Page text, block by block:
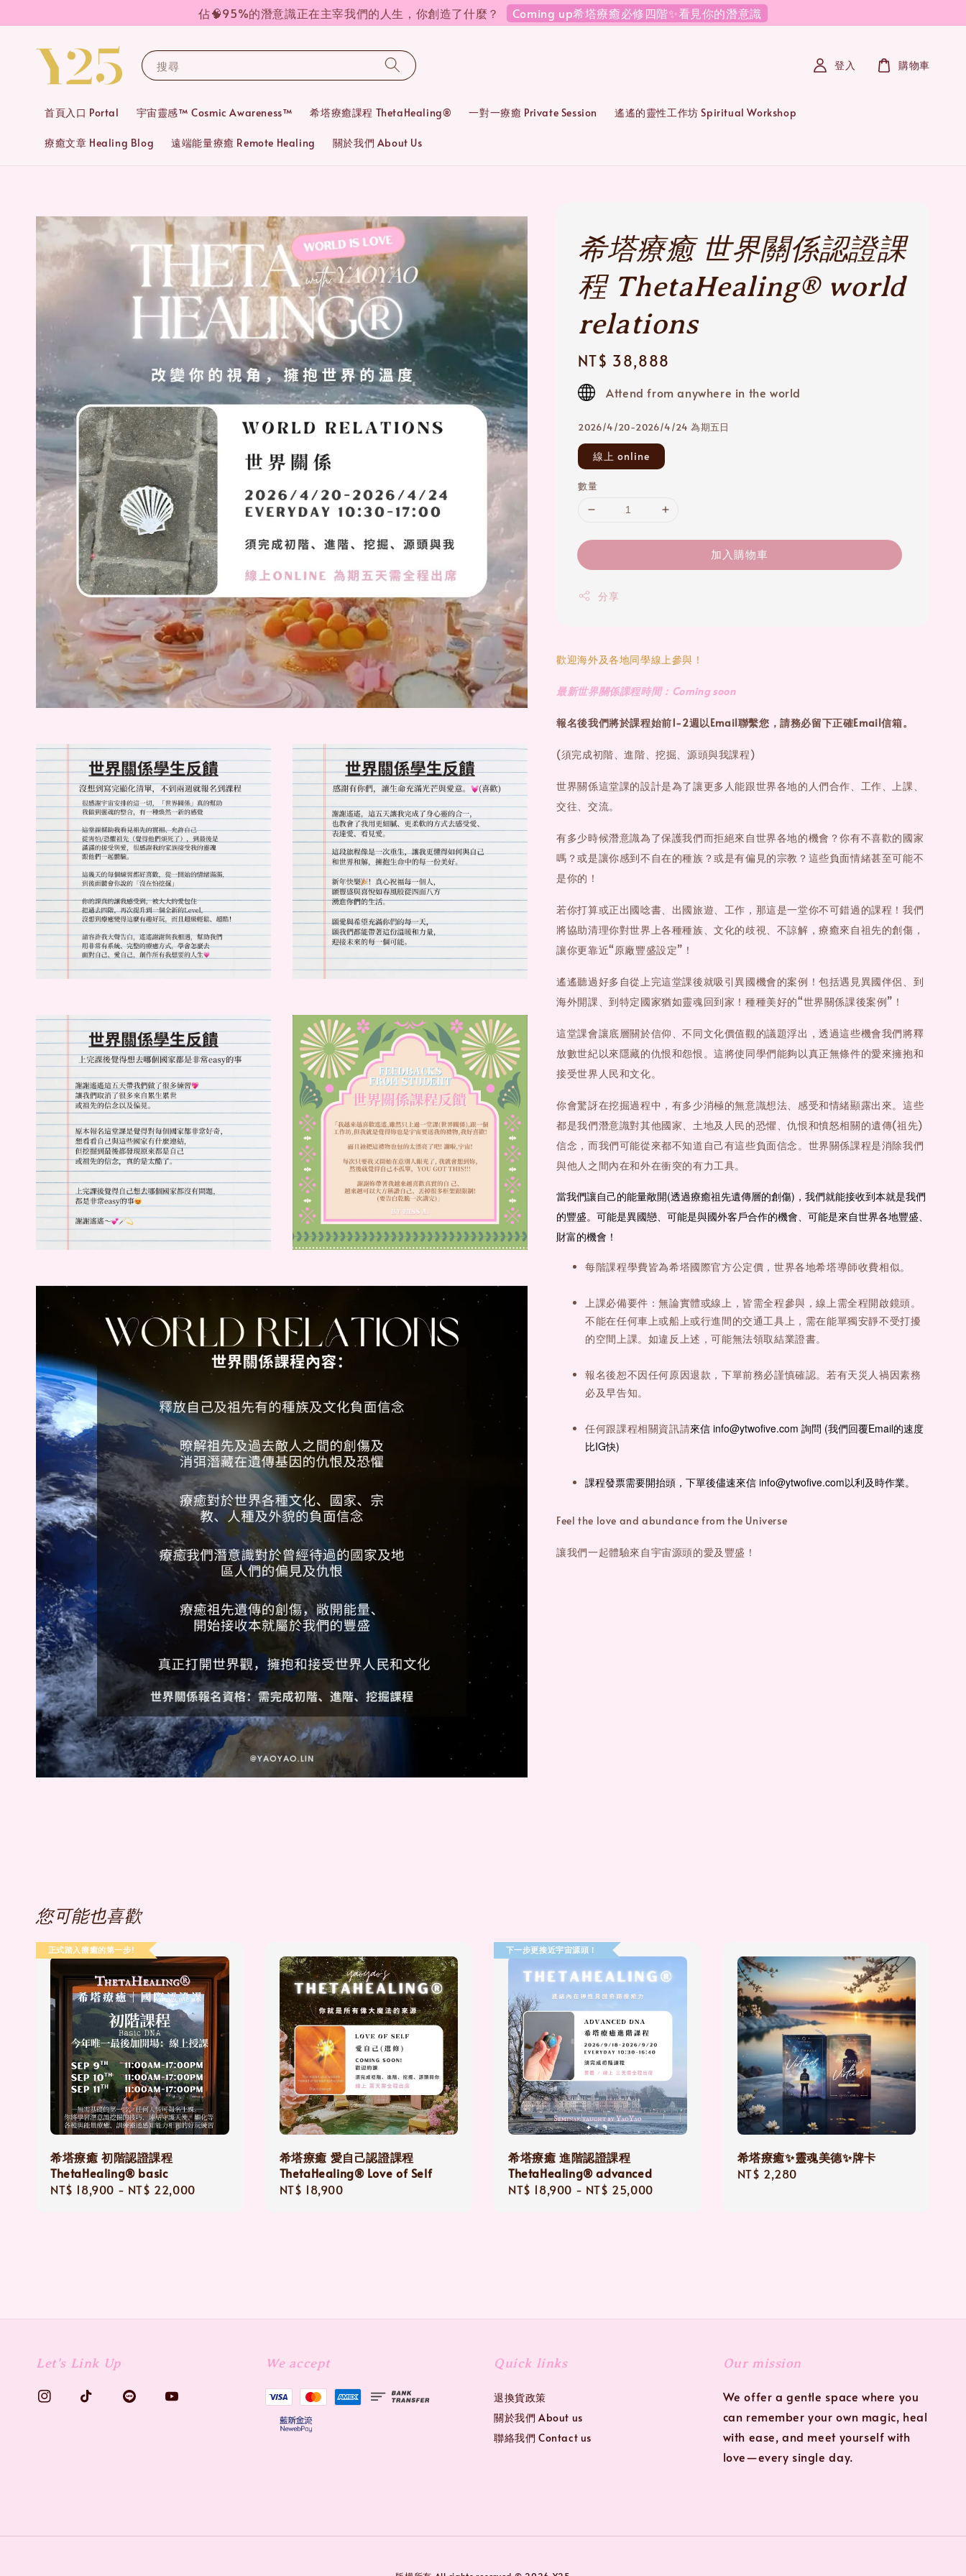
佔🧠95%的潛意識正在主宰我們的人生，你創造了什麼？ Coming up希塔療癒必修四階✨看見你的潛意識
搜尋
首頁入口 Portal 宇宙靈感™ Cosmic Awareness™ 希塔療癒課程 ThetaHealing® 一對一療癒 Private Session 遙遙的靈性工作坊 Spiritual Workshop
療癒文章 Healing Blog 遠端能量療癒 Remote Healing 關於我們 About Us
登入 購物車
希塔療癒 世界關係認證課
程 ThetaHealing® world
relations
Regular
price
NT$ 38,888
Attend from anywhere in the world
2026/4/20-2026/4/24 為期五日
線上 online
數量
加入購物車
分享
歡迎海外及各地同學線上參與！
最新世界關係課程時間：Coming soon
報名後我們將於課程始前1-2週以Email聯繫您，請務必留下正確Email信箱。
(須完成初階、進階、挖掘、源頭與我課程)
世界關係這堂課的設計是為了讓更多人能跟世界各地的人們合作、工作、上課、
交往、交流。
有多少時候潛意識為了保護我們而拒絕來自世界各地的機會？你有不喜歡的國家
嗎？或是讓你感到不自在的種族？或是有偏見的宗教？這些負面情緒甚至可能不
是你的！
若你打算或正出國唸書、出國旅遊、工作，那這是一堂你不可錯過的課程！我們
將協助清理你對世界上各種種族、文化的歧視、不諒解，療癒來自祖先的創傷，
讓你更靠近“原廠豐盛設定”！
遙遙聽過好多自從上完這堂課後就吸引異國機會的案例！包括遇見異國伴侶、到
海外開課、到特定國家猶如靈魂回到家！種種美好的“世界關係課後案例”！
這堂課會讓底層關於信仰、不同文化價值觀的議題浮出，透過這些機會我們將釋
放數世紀以來隱藏的仇恨和怨恨。這將使同學們能夠以真正無條件的愛來擁抱和
接受世界人民和文化。
你會驚訝在挖掘過程中，有多少消極的無意識想法、感受和情緒顯露出來。這些
都是我們潛意識對其他國家、土地及人民的恐懼、仇恨和憤怒相關的遺傳(祖先)
信念，而我們可能從來都不知道自己有這些負面信念。世界關係課程是消除我們
與他人之間內在和外在衝突的有力工具。
當我們讓自己的能量敞開(透過療癒祖先遺傳層的創傷)，我們就能接收到本就是我們
的豐盛。可能是異國戀、可能是與國外客戶合作的機會、可能是來自世界各地豐盛、
財富的機會！
每階課程學費皆為希塔國際官方公定價，世界各地希塔導師收費相似。
上課必備要件：無論實體或線上，皆需全程參與，線上需全程開啟鏡頭。
不能在任何車上或船上或行進間的交通工具上，需在能單獨安靜不受打擾
的空間上課。如違反上述，可能無法領取結業證書。
報名後恕不因任何原因退款，下單前務必謹慎確認。若有天災人禍因素務
必及早告知。
任何跟課程相關資訊請來信 info@ytwofive.com 詢問 (我們回覆Email的速度
比IG快)
課程發票需要開抬頭，下單後儘速來信 info@ytwofive.com以利及時作業。
Feel the love and abundance from the Universe
讓我們一起體驗來自宇宙源頭的愛及豐盛！
您可能也喜歡
正式踏入療癒的第一步!
希塔療癒 初階認證課程
ThetaHealing® basic
Regular
NT$ 18,900 - NT$ 22,000
希塔療癒 愛自己認證課程
ThetaHealing® Love of Self
Regular
NT$ 18,900
下一步更接近宇宙源頭！
希塔療癒 進階認證課程
ThetaHealing® advanced
Regular
NT$ 18,900 - NT$ 25,000
希塔療癒✨靈魂美德✨牌卡
Regular
NT$ 2,280
Let's Link Up We accept Quick links
退換貨政策
關於我們 About us
聯絡我們 Contact us
Our mission
We offer a gentle space where you
can remember your own magic, heal
with ease, and meet yourself with
love—every single day.